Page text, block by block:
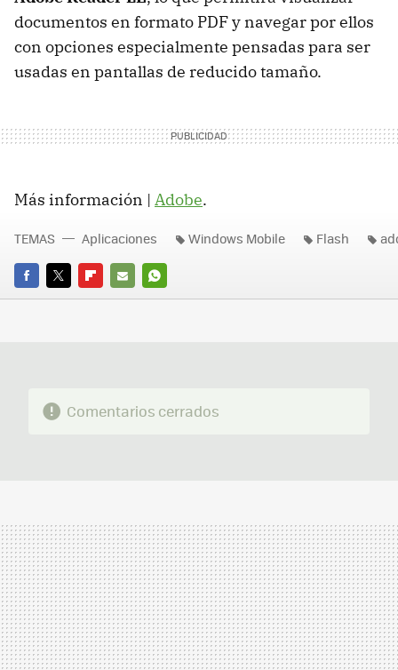
documentos en formato PDF y navegar por ellos
con opciones especialmente pensadas para ser
usadas en pantallas de reducido tamaño.
Más información | Adobe.
FACEBOOK
TWITTERFLIPBOARD
E-
WHATSAPP
TEMAS Aplicaciones Windows Mobile Flash
Comentarios cerrados